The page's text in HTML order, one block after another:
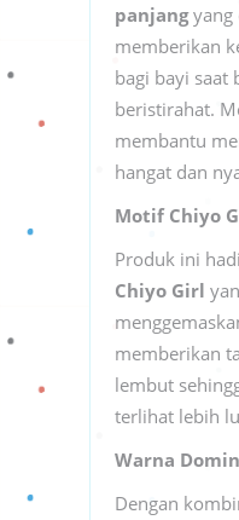
panjangyang
memberikan
bagi bayi saat
beristirahat.
membantu
hangat dan
Motif Chiyo
Produk ini
Chiyo Girl
memberikan
lembut
terlihat lebih
Warna
Dengan